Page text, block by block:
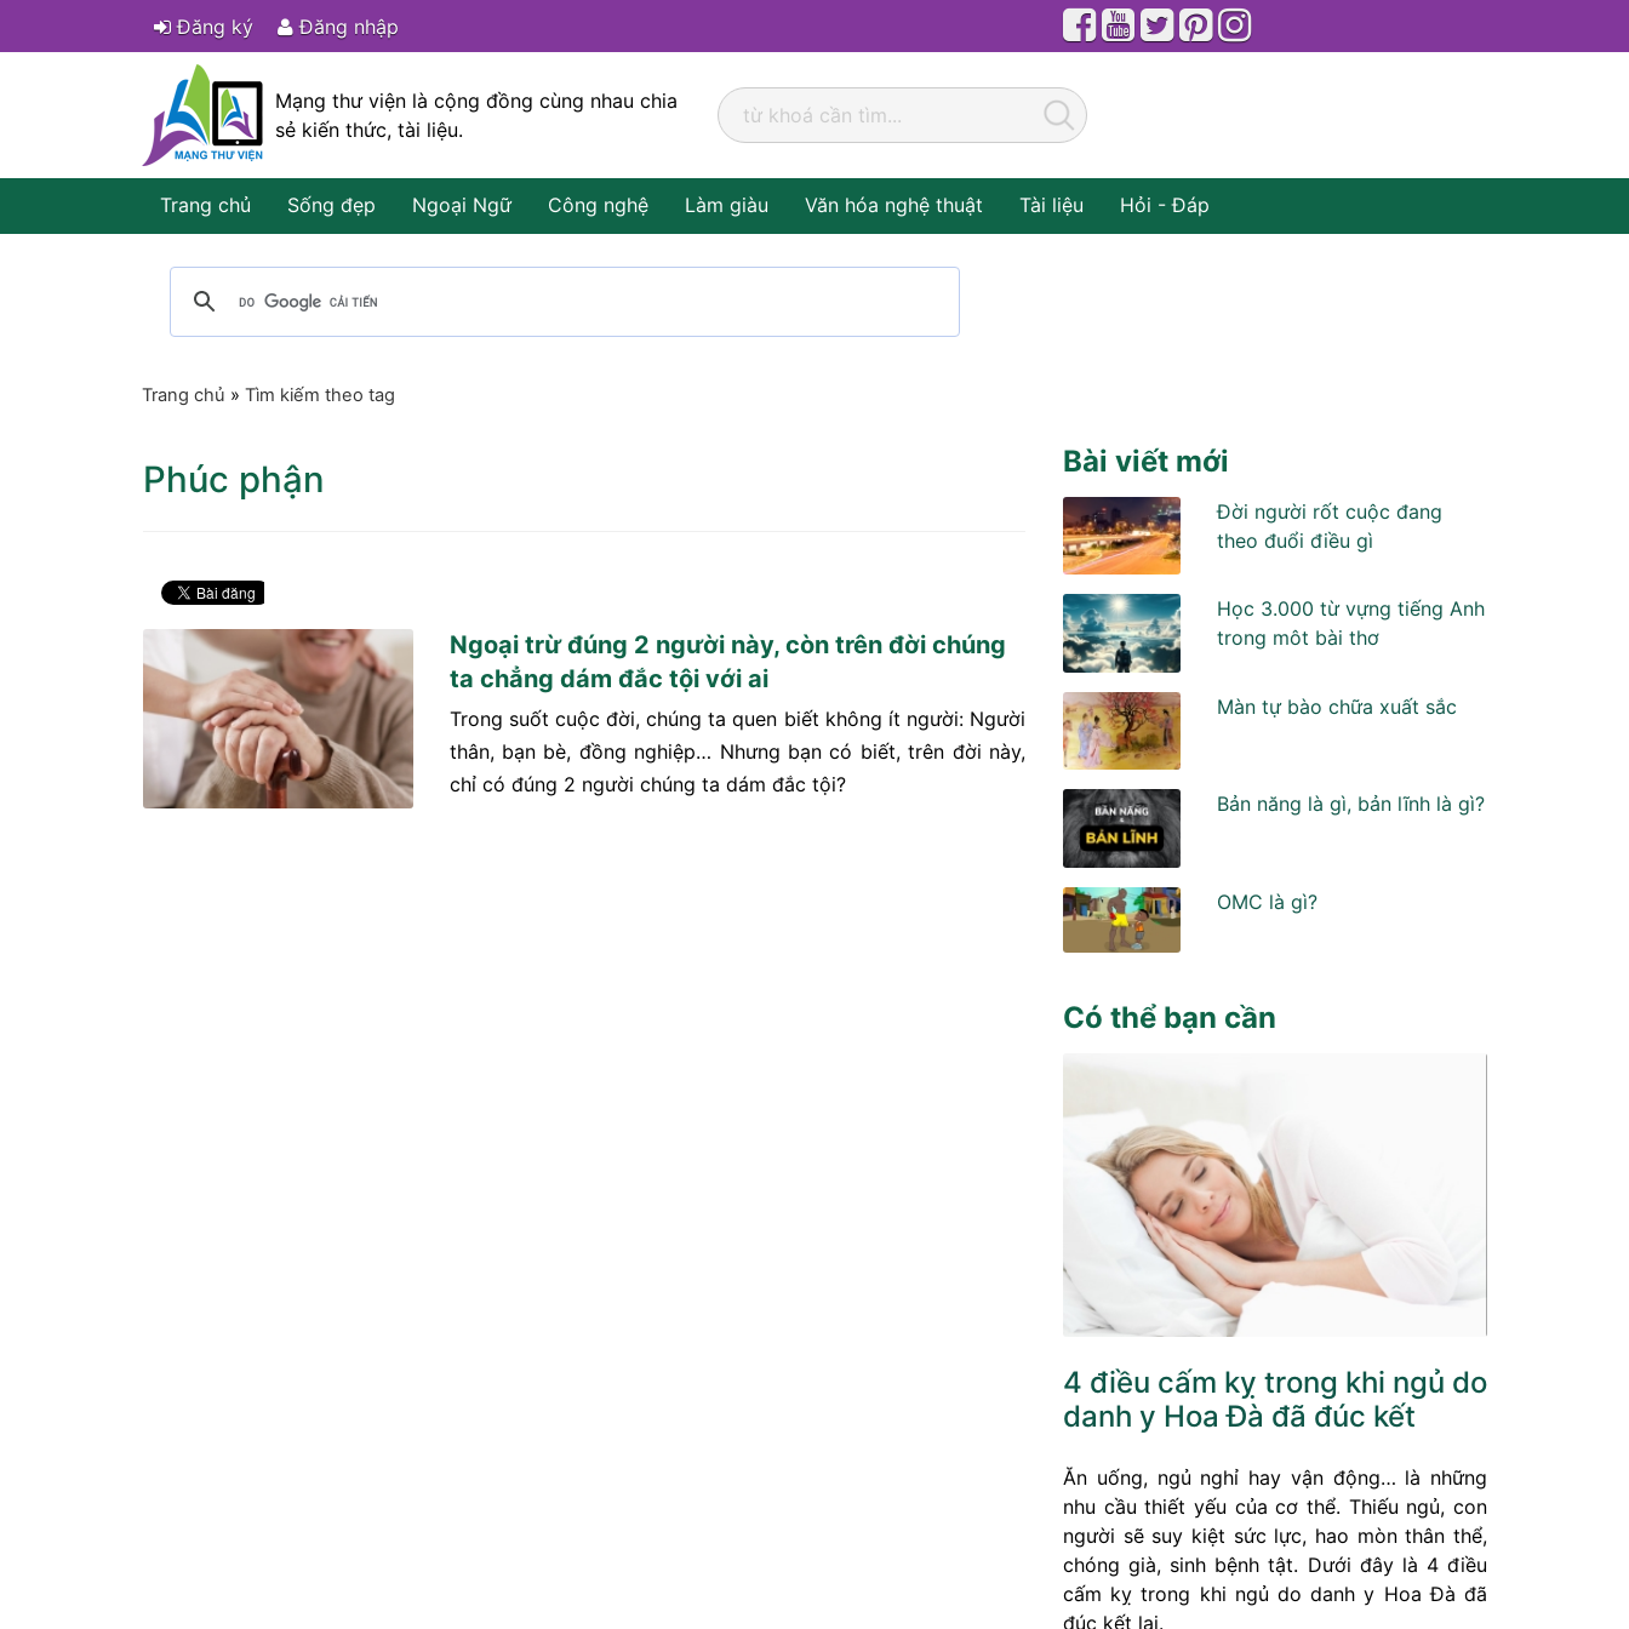
Đăng ký Đăng nhập
Mạng thư viện là cộng đồng cùng nhau chia
sẻ kiến thức, tài liệu.
Trang chủ Sống đẹp Ngoại Ngữ Công nghệ Làm giàu Văn hóa nghệ thuật Tài liệu Hỏi - Đáp
Trang chủ » Tìm kiếm theo tag
Phúc phận
Ngoại trừ đúng 2 người này, còn trên đời chúng
ta chẳng dám đắc tội với ai
Trong suốt cuộc đời, chúng ta quen biết không ít người: Người
thân, bạn bè, đồng nghiệp… Nhưng bạn có biết, trên đời này,
chỉ có đúng 2 người chúng ta dám đắc tội?
Bài viết mới
Đời người rốt cuộc đang
theo đuổi điều gì
Học 3.000 từ vựng tiếng Anh
trong môt bài thơ
Màn tự bào chữa xuất sắc
Bản năng là gì, bản lĩnh là gì?
OMC là gì?
Có thể bạn cần
4 điều cấm kỵ trong khi ngủ do
danh y Hoa Đà đã đúc kết
Ăn uống, ngủ nghỉ hay vận động… là những
nhu cầu thiết yếu của cơ thể. Thiếu ngủ, con
người sẽ suy kiệt sức lực, hao mòn thân thể,
chóng già, sinh bệnh tật. Dưới đây là 4 điều
cấm kỵ trong khi ngủ do danh y Hoa Đà đã
đúc kết lại.